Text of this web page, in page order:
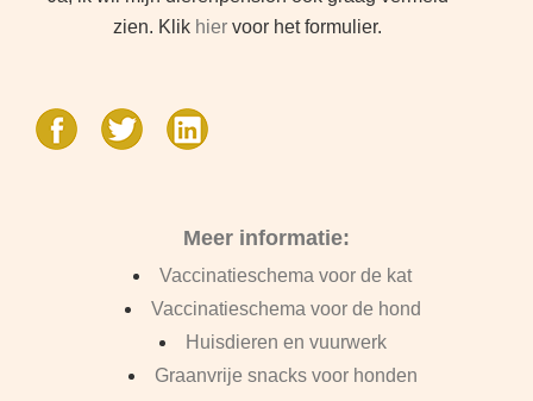
zien. Klik hier voor het formulier.
Meer informatie:
Vaccinatieschema voor de kat
Vaccinatieschema voor de hond
Huisdieren en vuurwerk
Graanvrije snacks voor honden